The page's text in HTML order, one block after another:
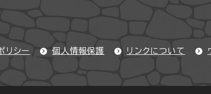
リシー 個人情報保護 リンクについて